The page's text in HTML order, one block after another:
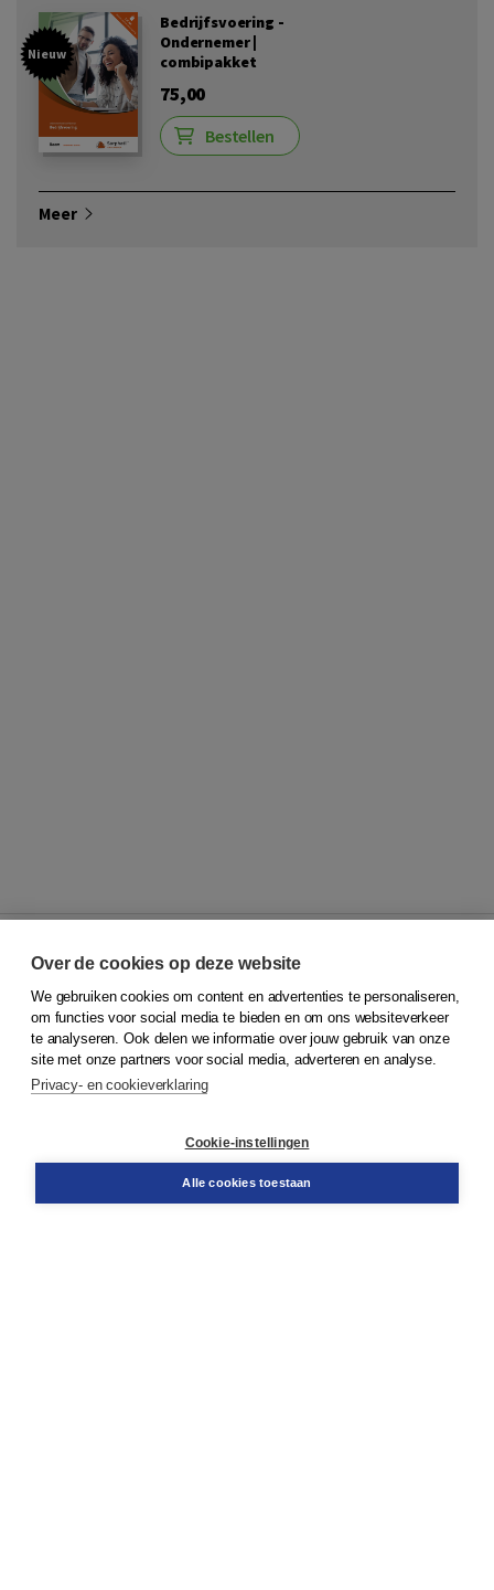
Nieuw
Bedrijfsvoering -
Ondernemer |
combipakket
75,00
Bestellen
Meer
© 2026Koninklijke Boom uitgevers
Klantenservice
Service & informatie
Contact
Over de cookies op deze website
We gebruiken cookies om content en advertenties te personaliseren,
om functies voor social media te bieden en om ons websiteverkeer
te analyseren. Ook delen we informatie over jouw gebruik van onze
site met onze partners voor social media, adverteren en analyse.
Privacy- en cookieverklaring
Cookie-instellingen
Alle cookies toestaan